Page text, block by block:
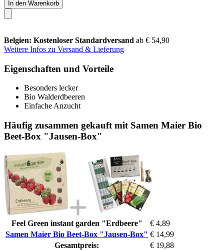
In den Warenkorb
Belgien: Kostenloser Standardversand ab € 54,90
Weitere Infos zu Versand & Lieferung
Eigenschaften und Vorteile
Besonders lecker
Bio Walderdbeeren
Einfache Anzucht
Häufig zusammen gekauft mit Samen Maier Bio
Beet-Box "Jausen-Box"
Feel Green instant garden "Erdbeere"
€ 4,89
Samen Maier Bio Beet-Box "Jausen-Box" € 14,99
Gesamtpreis:
€ 19,88